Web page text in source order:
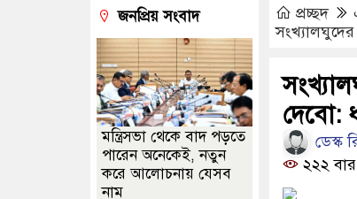
রক্তগঙ্গা বয়ে যাবে: রিজভী ওখানে যা চলছে, তা অমানবিক:
মিলল না কারো, সচিবালয় ছাড়লেন ১১ দলের নেতারা
কটাক্ষ করলে ‘সুবিধাবাদী যোদ্ধা’ ও শুনতে হবে: পার্থকে তাজনূভা
প্রচ্ছদ
সংখ্যালঘুদের
দেবো:
ডেস্ক
২২২
জনপ্রিয় সংবাদ
মন্ত্রিসভা থেকে বাদ পড়তে
পারেন অনেকেই, নতুন
করে আলোচনায় যেসব
নাম